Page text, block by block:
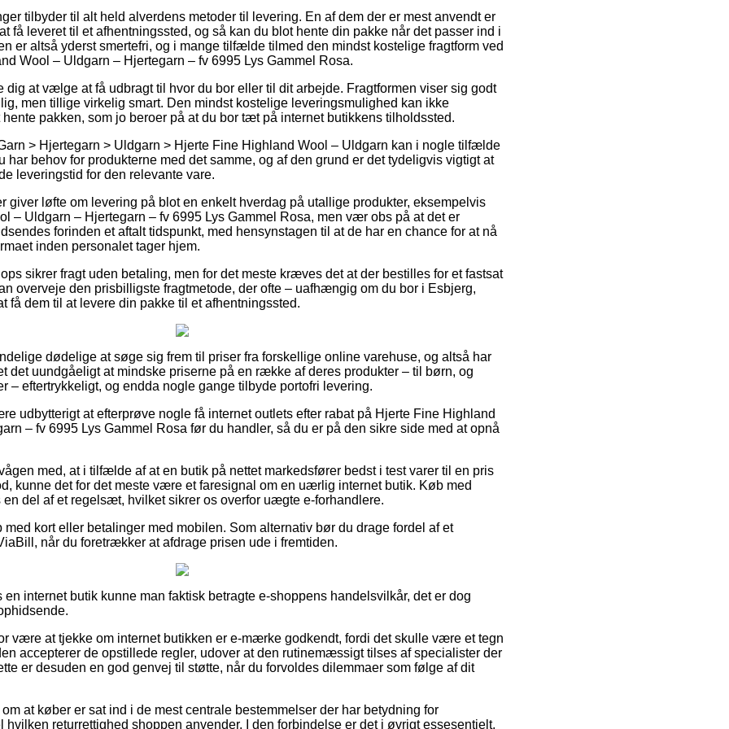
tilbyder til alt held alverdens metoder til levering. En af dem der er mest anvendt er
få leveret til et afhentningssted, og så kan du blot hente din pakke når det passer ind i
er altså yderst smertefri, og i mange tilfælde tilmed den mindst kostelige fragtform ved
Wool – Uldgarn – Hjertegarn – fv 6995 Lys Gammel Rosa.
dig at vælge at få udbragt til hvor du bor eller til dit arbejde. Fragtformen viser sig godt
men tillige virkelig smart. Den mindst kostelige leveringsmulighed kan ikke
pakken, som jo beroer på at du bor tæt på internet butikkens tilholdssted.
> Hjertegarn > Uldgarn > Hjerte Fine Highland Wool – Uldgarn kan i nogle tilfælde
behov for produkterne med det samme, og af den grund er det tydeligvis vigtigt at
leveringstid for den relevante vare.
giver løfte om levering på blot en enkelt hverdag på utallige produkter, eksempelvis
– Uldgarn – Hjertegarn – fv 6995 Lys Gammel Rosa, men vær obs på at det er
forinden et aftalt tidspunkt, med hensynstagen til at de har en chance for at nå
inden personalet tager hjem.
sikrer fragt uden betaling, men for det meste kræves det at der bestilles for et fastsat
overveje den prisbilligste fragtmetode, der ofte – uafhængig om du bor i Esbjerg,
få dem til at levere din pakke til et afhentningssted.
dødelige at søge sig frem til priser fra forskellige online varehuse, og altså har
det uundgåeligt at mindske priserne på en række af deres produkter – til børn, og
– eftertrykkeligt, og endda nogle gange tilbyde portofri levering.
udbytterigt at efterprøve nogle få internet outlets efter rabat på Hjerte Fine Highland
– fv 6995 Lys Gammel Rosa før du handler, så du er på den sikre side med at opnå
med, at i tilfælde af at en butik på nettet markedsfører bedst i test varer til en pris
kunne det for det meste være et faresignal om en uærlig internet butik. Køb med
del af et regelsæt, hvilket sikrer os overfor uægte e-forhandlere.
kort eller betalinger med mobilen. Som alternativ bør du drage fordel af et
når du foretrækker at afdrage prisen ude i fremtiden.
internet butik kunne man faktisk betragte e-shoppens handelsvilkår, det er dog
være at tjekke om internet butikken er e-mærke godkendt, fordi det skulle være et tegn
accepterer de opstillede regler, udover at den rutinemæssigt tilses af specialister der
er desuden en god genvej til støtte, når du forvoldes dilemmaer som følge af dit
at køber er sat ind i de mest centrale bestemmelser der har betydning for
hvilken returrettighed shoppen anvender. I den forbindelse er det i øvrigt essesentielt,